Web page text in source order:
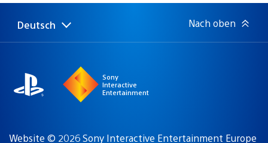
Select
Aktuelle
Deutsch Nach oben
Sony
Interactive
Entertainment
Website © 2026 Sony Interactive Entertainment Europe